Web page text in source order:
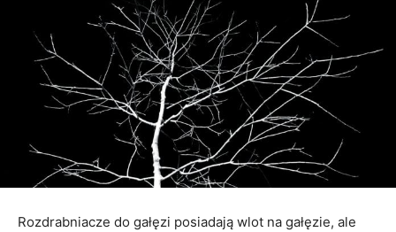
Rozdrabniacze do gałęzi posiadają wlot na gałęzie, ale